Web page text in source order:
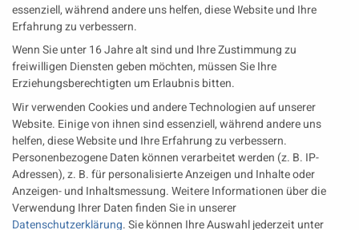
Neueste Beiträge
Wärme aus der Tiefe MTU heizt künftig mit Geothermie
MAN Engines bringt D3872 für die Stromversorgung im
Marinebereich
Eine neue Generation von Perkins Marinemotoren startet den
operativen Testbetrieb
Rechtliches
essenziell, während andere uns helfen, diese Website und Ihre
Erfahrung zu verbessern.
Wenn Sie unter 16 Jahre alt sind und Ihre Zustimmung zu
freiwilligen Diensten geben möchten, müssen Sie Ihre
Erziehungsberechtigten um Erlaubnis bitten.
Wir verwenden Cookies und andere Technologien auf unserer
Website. Einige von ihnen sind essenziell, während andere uns
helfen, diese Website und Ihre Erfahrung zu verbessern.
Personenbezogene Daten können verarbeitet werden (z. B. IP-
Adressen), z. B. für personalisierte Anzeigen und Inhalte oder
Anzeigen- und Inhaltsmessung.Weitere Informationen über die
Verwendung Ihrer Daten finden Sie in unserer
Datenschutzerklärung.Sie können Ihre Auswahl jederzeit unter